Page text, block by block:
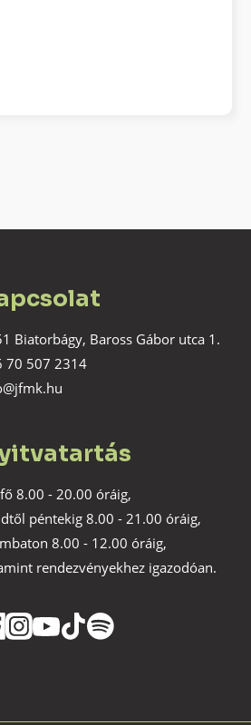
Biatorbágy, Baross Gábor utca 1.
70 507 2314
8.00 - 20.00 óráig,
péntekig 8.00 - 21.00 óráig,
8.00 - 12.00 óráig,
rendezvényekhez igazodóan.